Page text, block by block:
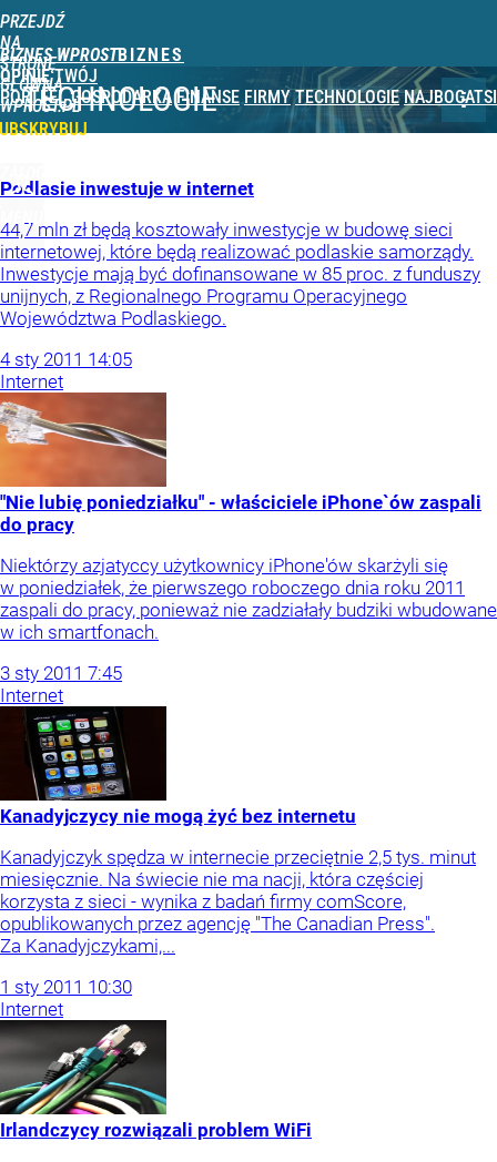
PRZEJDŹ
NA
STRONĘ
GŁÓWNĄ
WPROST.PL
BIZNES WPROST
OPINIE TWÓJ
PORTFEL GOSPODARKA FINANSE FIRMY TECHNOLOGIE NAJBOGATSI
MENU
TECHNOLOGIE
Podlasie inwestuje w internet
44,7 mln zł będą kosztowały inwestycje w budowę sieci
internetowej, które będą realizować podlaskie samorządy.
Inwestycje mają być dofinansowane w 85 proc. z funduszy
unijnych, z Regionalnego Programu Operacyjnego
Województwa Podlaskiego.
4 sty 2011 14:05
Internet
"Nie lubię poniedziałku" - właściciele iPhone`ów zaspali
do pracy
Niektórzy azjatyccy użytkownicy iPhone'ów skarżyli się
w poniedziałek, że pierwszego roboczego dnia roku 2011
zaspali do pracy, ponieważ nie zadziałały budziki wbudowane
w ich smartfonach.
3 sty 2011 7:45
Internet
Kanadyjczycy nie mogą żyć bez internetu
Kanadyjczyk spędza w internecie przeciętnie 2,5 tys. minut
miesięcznie. Na świecie nie ma nacji, która częściej
korzysta z sieci - wynika z badań firmy comScore,
opublikowanych przez agencję "The Canadian Press".
Za Kanadyjczykami,...
1 sty 2011 10:30
Internet
Irlandczycy rozwiązali problem WiFi